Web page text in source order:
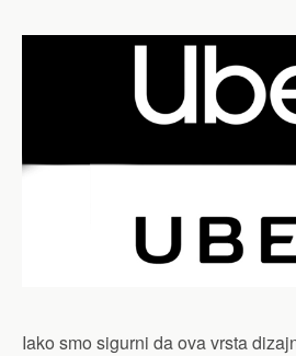
Iako smo sigurni da ova vrsta